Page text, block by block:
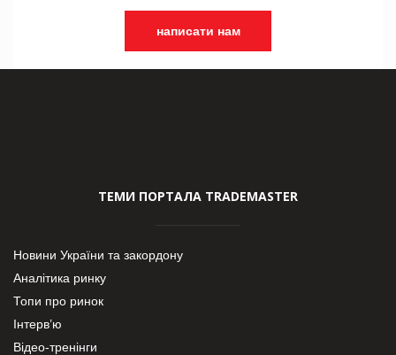
написати нам
ТЕМИ ПОРТАЛА TRADEMASTER
Новини України та закордону
Аналітика ринку
Топи про ринок
Інтерв’ю
Відео-тренінги